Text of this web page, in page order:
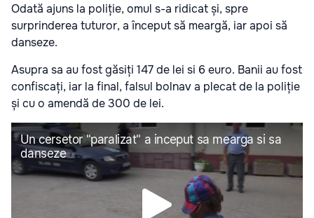
Odată ajuns la poliție, omul s-a ridicat și, spre
surprinderea tuturor, a început să meargă, iar apoi să
danseze.
Asupra sa au fost găsiți 147 de lei si 6 euro. Banii au fost
confiscați, iar la final, falsul bolnav a plecat de la poliție
și cu o amendă de 300 de lei.